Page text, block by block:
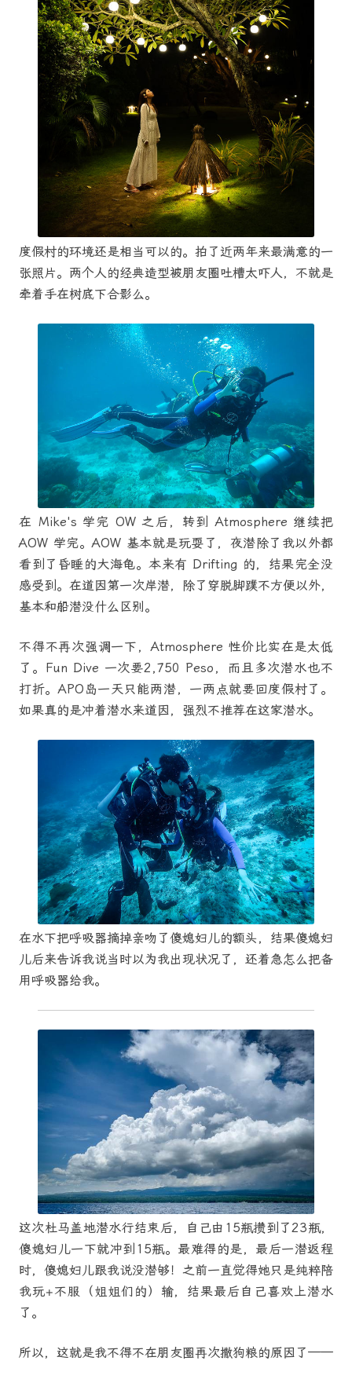
度假村的环境还是相当可以的。拍了近两年来最满意的一
张照片。两个人的经典造型被朋友圈吐槽太吓人，不就是
牵着手在树底下合影么。
在 Mike's 学完 OW 之后，转到 Atmosphere 继续把
AOW 学完。AOW 基本就是玩耍了，夜潜除了我以外都
看到了昏睡的大海龟。本来有 Drifting 的，结果完全没
感受到。在道因第一次岸潜，除了穿脱脚蹼不方便以外，
基本和船潜没什么区别。
不得不再次强调一下，Atmosphere 性价比实在是太低
了。Fun Dive 一次要2,750 Peso，而且多次潜水也不
打折。APO岛一天只能两潜，一两点就要回度假村了。
如果真的是冲着潜水来道因，强烈不推荐在这家潜水。
在水下把呼吸器摘掉亲吻了傻媳妇儿的额头，结果傻媳妇
儿后来告诉我说当时以为我出现状况了，还着急怎么把备
用呼吸器给我。
这次杜马盖地潜水行结束后，自己由15瓶攒到了23瓶，
傻媳妇儿一下就冲到15瓶。最难得的是，最后一潜返程
时，傻媳妇儿跟我说没潜够！之前一直觉得她只是纯粹陪
我玩+不服（姐姐们的）输，结果最后自己喜欢上潜水
了。
所以，这就是我不得不在朋友圈再次撒狗粮的原因了——